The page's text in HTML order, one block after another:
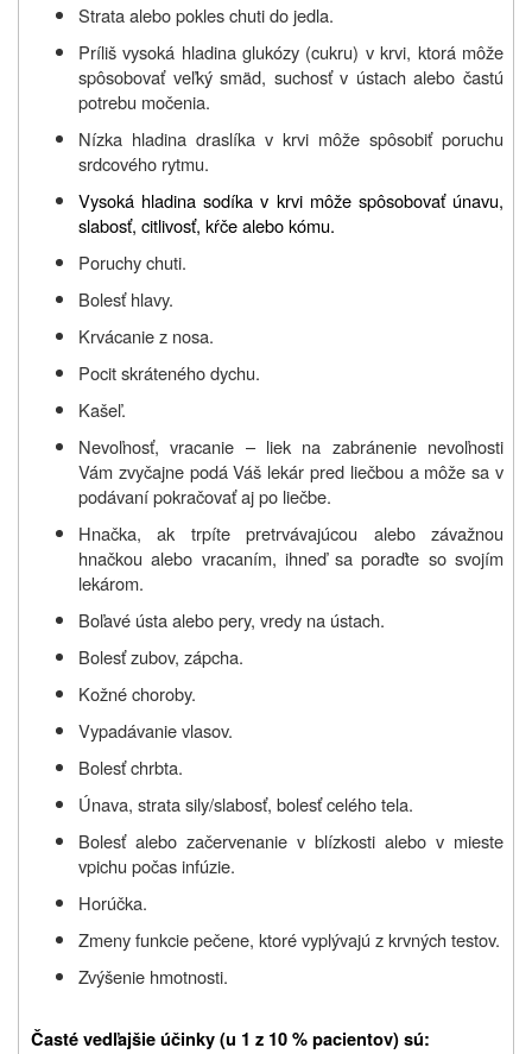
Strata alebo pokles chuti do jedla.
Príliš vysoká hladina glukózy (cukru) v krvi, ktorá môže
spôsobovať veľký smäd, suchosť v ústach alebo častú
potrebu močenia.
Nízka hladina draslíka v krvi môže spôsobiť poruchu
srdcového rytmu.
Vysoká hladina sodíka v krvi môže spôsobovať únavu,
slabosť, citlivosť, kŕče alebo kómu.
Poruchy chuti.
Bolesť hlavy.
Krvácanie z nosa.
Pocit skráteného dychu.
Kašeľ.
Nevoľnosť, vracanie – liek na zabránenie nevoľnosti
Vám zvyčajne podá Váš lekár pred liečbou a môže sa v
podávaní pokračovať aj po liečbe.
Hnačka, ak trpíte pretrvávajúcou alebo závažnou
hnačkou alebo vracaním, ihneď sa poraďte so svojím
lekárom.
Boľavé ústa alebo pery, vredy na ústach.
Bolesť zubov, zápcha.
Kožné choroby.
Vypadávanie vlasov.
Bolesť chrbta.
Únava, strata sily/slabosť, bolesť celého tela.
Bolesť alebo začervenanie v blízkosti alebo v mieste
vpichu počas infúzie.
Horúčka.
Zmeny funkcie pečene, ktoré vyplývajú z krvných testov.
Zvýšenie hmotnosti.
Časté vedľajšie účinky (u 1 z 10 % pacientov) sú: